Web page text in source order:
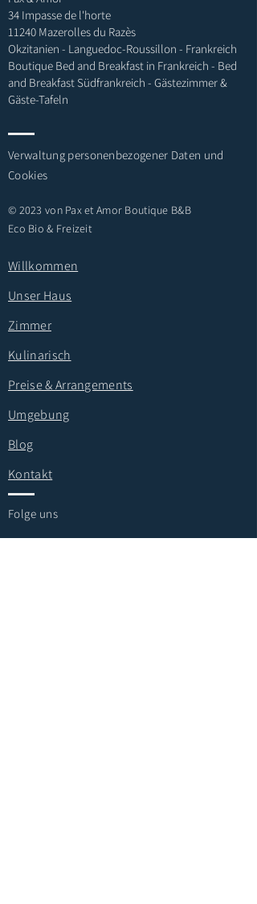
34 Impasse de l'horte
11240 Mazerolles du Razès
Okzitanien - Languedoc-Roussillon - Frankreich
Boutique Bed and Breakfast in Frankreich - Bed
and Breakfast Südfrankreich - Gästezimmer &
Gäste-Tafeln
Verwaltung personenbezogener Daten und
Cookies
© 2023 von Pax et Amor Boutique B&B
Eco Bio & Freizeit
Willkommen
Unser Haus
Zimmer
Kulinarisch
Preise & Arrangements
Umgebung
Blog
Kontakt
Folge uns